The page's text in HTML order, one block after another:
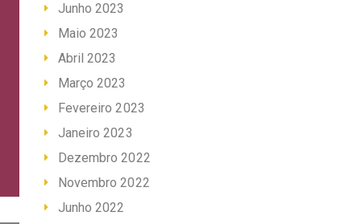
Junho 2023
Maio 2023
Abril 2023
Março 2023
Fevereiro 2023
Janeiro 2023
Dezembro 2022
Novembro 2022
Junho 2022